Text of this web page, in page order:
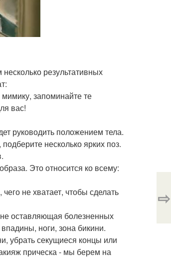
результативных
запоминайте те
вас!
руководить положением тела.
несколько ярких поз.
Это относится ко всему:
не хватает, чтобы сделать
не оставляющая болезненных
ноги, зона бикини.
убрать секущиеся концы или
прическа - мы берем на
⇨